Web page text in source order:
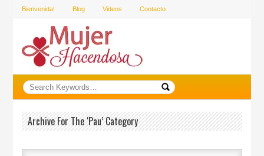
Bienvenida! Blog Videos Contacto
Archive For The ‘Pau’ Category